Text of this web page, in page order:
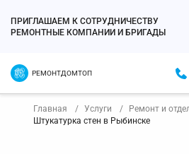
ПРИГЛАШАЕМ К СОТРУДНИЧЕСТВУ
РЕМОНТНЫЕ КОМПАНИИ И БРИГАДЫ
РЕМОНТДОМТОП
Главная Услуги
Ремонт и
Штукатурка стен в Рыбинске